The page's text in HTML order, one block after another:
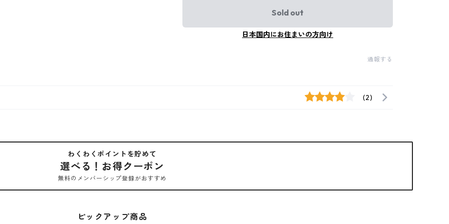
Sold out
日本国内にお住まいの方向け
通報する
(2)
わくわくポイントを貯めて
選べる！お得クーポン
無料のメンバーシップ登録がおすすめ
ピックアップ商品